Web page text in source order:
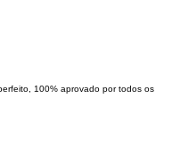
100% aprovado por todos os